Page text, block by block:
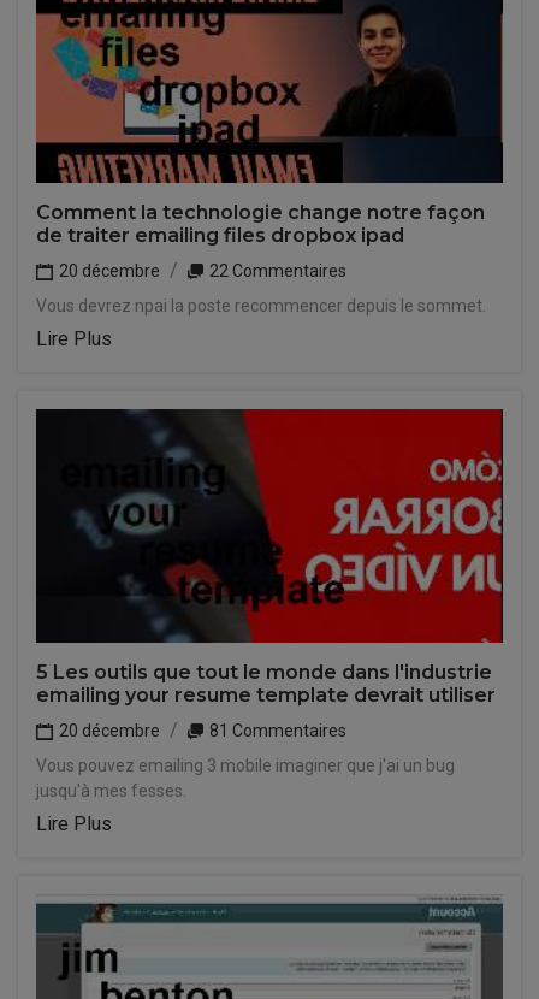
Comment la technologie change notre façon
de traiter emailing files dropbox ipad
20 décembre
22 Commentaires
Vous devrez npai la poste recommencer depuis le sommet.
Lire Plus
5 Les outils que tout le monde dans l'industrie
emailing your resume template devrait utiliser
20 décembre
81 Commentaires
Vous pouvez emailing 3 mobile imaginer que j'ai un bug
jusqu'à mes fesses.
Lire Plus